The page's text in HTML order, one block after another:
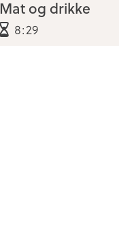
Mat og drikke
8:29